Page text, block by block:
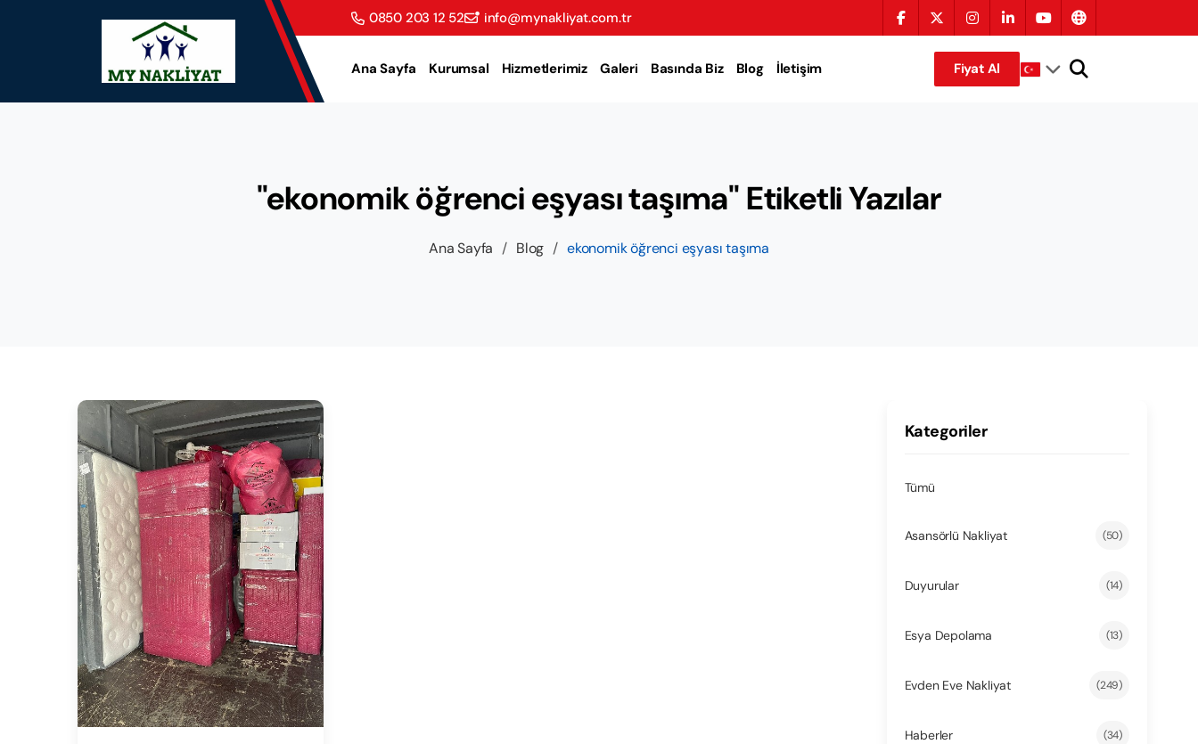
0850 203 12 52 info@mynakliyat.com.tr
Ana Sayfa Kurumsal Hizmetlerimiz Galeri Basında Biz Blog İletişim Fiyat Al
"ekonomik öğrenci eşyası taşıma" Etiketli Yazılar
Ana Sayfa / Blog / ekonomik öğrenci eşyası taşıma
Kategoriler
Tümü
Asansörlü Nakliyat (50)
Duyurular (14)
Esya Depolama (13)
Evden Eve Nakliyat (249)
Haberler (34)